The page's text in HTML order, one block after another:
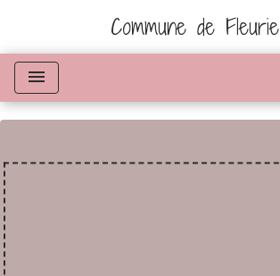
Commune de Fleurie
menu